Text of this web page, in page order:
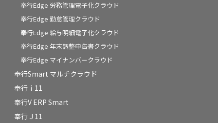
奉行Edge 労務管理電子化クラウド
奉行Edge 勤怠管理クラウド
奉行Edge 給与明細電子化クラウド
奉行Edge 年末調整申告書クラウド
奉行Edge マイナンバークラウド
奉行Smart マルチクラウド
奉行ｉ11
奉行V ERP Smart
奉行Ｊ11